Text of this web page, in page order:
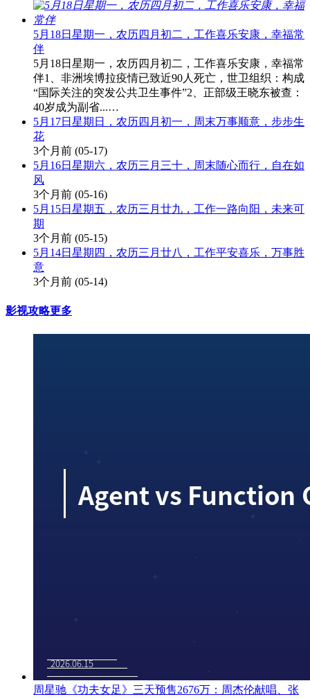
5月18日星期一，农历四月初二，工作喜乐安康，幸福常
伴
5月18日星期一，农历四月初二，工作喜乐安康，幸福常
伴1、非洲埃博拉疫情已致近90人死亡，世卫组织：构成
“国际关注的突发公共卫生事件”2、正部级王晓东被查：
40岁成为副省...…
5月17日星期日，农历四月初一，周末万事顺意，步步生
花
3个月前 (05-17)
5月16日星期六，农历三月三十，周末随心而行，自在如
风
3个月前 (05-16)
5月15日星期五，农历三月廿九，工作一路向阳，未来可
期
3个月前 (05-15)
5月14日星期四，农历三月廿八，工作平安喜乐，万事胜
意
3个月前 (05-14)
影视攻略更多
周星驰《功夫女足》三天预售2676万：周杰伦献唱、张